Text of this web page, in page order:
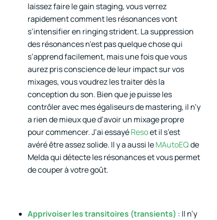
laissez faire le gain staging, vous verrez
rapidement comment les résonances vont
s’intensifier en ringing strident. La suppression
des résonances n’est pas quelque chose qui
s’apprend facilement, mais une fois que vous
aurez pris conscience de leur impact sur vos
mixages, vous voudrez les traiter dès la
conception du son. Bien que je puisse les
contrôler avec mes égaliseurs de mastering, il n’y
a rien de mieux que d’avoir un mixage propre
pour commencer. J’ai essayéResoet il s’est
avéré être assez solide. Il y a aussi leMAutoEQde
Melda qui détecte les résonances et vous permet
de couper à votre goût.
Apprivoiser les transitoires (transients) : Il n’y